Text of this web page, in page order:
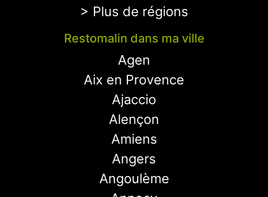
> Plus de régions
Restomalin dans ma ville
Agen
Aix en Provence
Ajaccio
Alençon
Amiens
Angers
Angoulème